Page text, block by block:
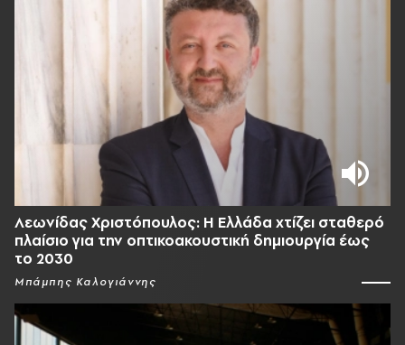
Λεωνίδας Χριστόπουλος: Η Ελλάδα χτίζει σταθερό
πλαίσιο για την οπτικοακουστική δημιουργία έως
το 2030
Μπάμπης Καλογιάννης